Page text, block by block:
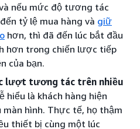
nếu mức độ tương tác
tỷ lệ mua hàng và giữ
hơn, thì đã đến lúc bắt đầu
hơn trong chiến lược tiếp
của bạn.
lượt tương tác trên nhiều
hiểu là khách hàng hiện
hình. Thực tế, họ thậm
thiết bị cùng một lúc